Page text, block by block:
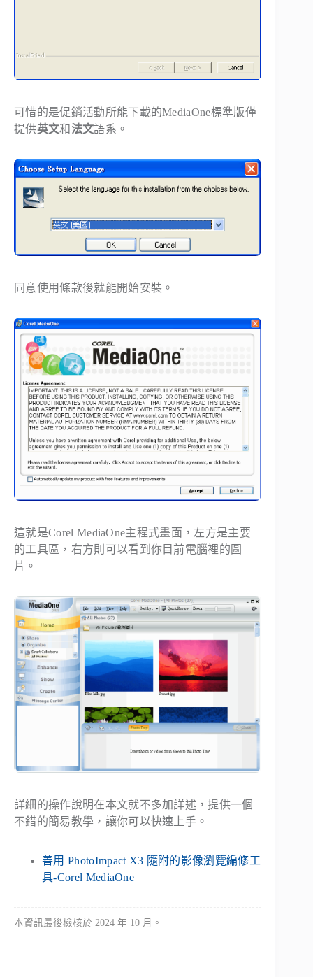
可惜的是促銷活動所能下載的MediaOne標準版僅
提供英文和法文語系。
同意使用條款後就能開始安裝。
這就是Corel MediaOne主程式畫面，左方是主要
的工具區，右方則可以看到你目前電腦裡的圖
片。
詳細的操作說明在本文就不多加詳述，提供一個
不錯的簡易教學，讓你可以快速上手。
善用 PhotoImpact X3 隨附的影像瀏覽編修工
具-Corel MediaOne
本資訊最後檢核於 2024 年 10 月。